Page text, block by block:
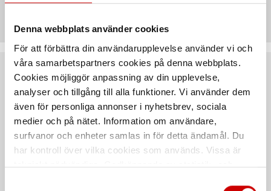
Denna webbplats använder cookies
För att förbättra din användarupplevelse använder vi och
våra samarbetspartners cookies på denna webbplats.
Cookies möjliggör anpassning av din upplevelse,
analyser och tillgång till alla funktioner. Vi använder dem
även för personliga annonser i nyhetsbrev, sociala
medier och på nätet. Information om användare,
surfvanor och enheter samlas in för detta ändamål. Du
har kontroll över vilka cookies som används. Vissa är
tekniskt nödvändiga. Godkännande av statistik- och
Rekommenderat baserat på vald produkt